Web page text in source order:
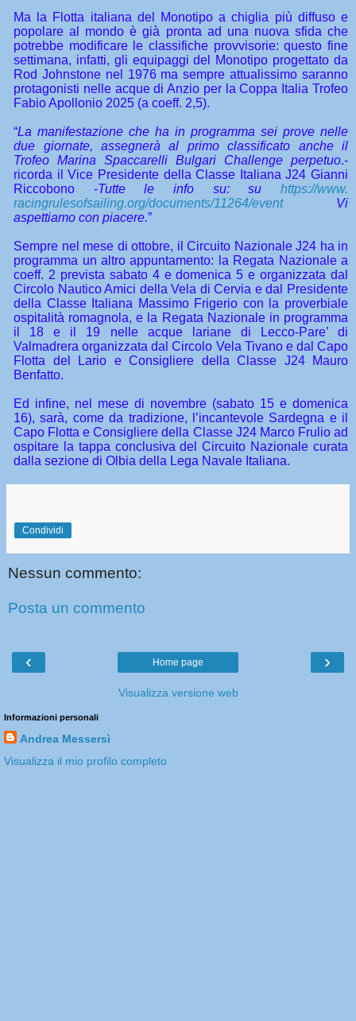
Ma la Flotta italiana del Monotipo a chiglia più diffuso e
popolare al mondo è già pronta ad una nuova sfida che
potrebbe modificare le classifiche provvisorie: questo fine
settimana, infatti, gli equipaggi del Monotipo progettato da
Rod Johnstone nel 1976 ma sempre attualissimo saranno
protagonisti nelle acque di Anzio per la Coppa Italia Trofeo
Fabio Apollonio 2025 (a coeff. 2,5).
“La manifestazione che ha in programma sei prove nelle
due giornate, assegnerà al primo classificato anche il
Trofeo Marina Spaccarelli Bulgari Challenge perpetuo.-
ricorda il Vice Presidente della Classe Italiana J24 Gianni
Riccobono -Tutte le info su: suhttps://www.
racingrulesofsailing.org/documents/11264/event
Vi
aspettiamo con piacere.”
Sempre nel mese di ottobre, il Circuito Nazionale J24 ha in
programma un altro appuntamento: la Regata Nazionale a
coeff. 2 prevista sabato 4 e domenica 5 e organizzata dal
Circolo Nautico Amici della Vela di Cervia e dal Presidente
della Classe Italiana Massimo Frigerio con la proverbiale
ospitalità romagnola, e la Regata Nazionale in programma
il 18 e il 19 nelle acque lariane di Lecco-Pare’ di
Valmadrera organizzata dal Circolo Vela Tivano e dal Capo
Flotta del Lario e Consigliere della Classe J24 Mauro
Benfatto.
Ed infine, nel mese di novembre (sabato 15 e domenica
16), sarà, come da tradizione, l’incantevole Sardegna e il
Capo Flotta e Consigliere della Classe J24 Marco Frulio ad
ospitare la tappa conclusiva del Circuito Nazionale curata
dalla sezione di Olbia della Lega Navale Italiana.
Condividi
Nessun commento:
Posta un commento
‹ ›
Home page
Visualizza versione web
Informazioni personali
Andrea Messersì
Visualizza il mio profilo completo